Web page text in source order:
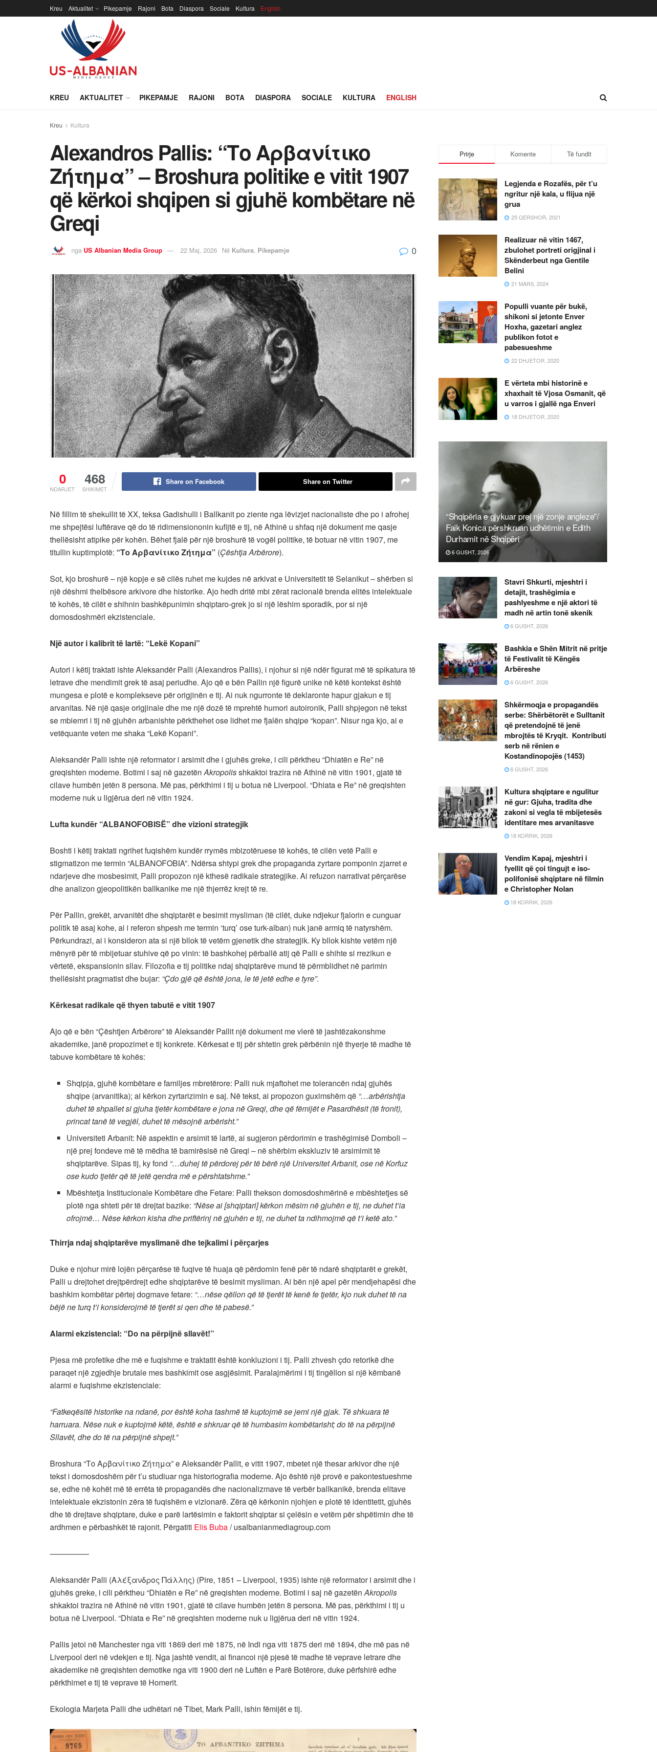
Kreu Aktualitet Pikepamje Rajoni Bota Diaspora Sociale Kultura English
KREU AKTUALITET PIKEPAMJE RAJONI BOTA DIASPORA SOCIALE KULTURA ENGLISH
Kreu Kultura
Alexandros Pallis: “Το Αρβανίτικο
Ζήτημα” – Broshura politike e vitit 1907
që kërkoi shqipen si gjuhë kombëtare në
Greqi
nga US Albanian Media Group 22 Maj, 2026 Në Kultura, Pikepamje 0
0
NDARJET
468
SHIKIMET
Share on Facebook Share on Twitter
Në fillim të shekullit të XX, teksa Gadishulli i Ballkanit po ziente nga lëvizjet nacionaliste dhe po i afrohej
me shpejtësi luftërave që do të ridimensiononin kufijtë e tij, në Athinë u shfaq një dokument me qasje
thellësisht atipike për kohën. Bëhet fjalë për një broshurë të vogël politike, të botuar në vitin 1907, me
titullin kuptimplotë: “Το Αρβανίτικο Ζήτημα” (Çështja Arbërore).
Sot, kjo broshurë – një kopje e së cilës ruhet me kujdes në arkivat e Universitetit të Selanikut – shërben si
një dëshmi thelbësore arkivore dhe historike. Ajo hedh dritë mbi zërat racionalë brenda elitës intelektuale
të kohës, të cilët e shihnin bashkëpunimin shqiptaro-grek jo si një lëshim sporadik, por si një
domosdoshmëri ekzistenciale.
Një autor i kalibrit të lartë: “Lekë Kopani”
Autori i këtij traktati ishte Aleksandër Palli (Alexandros Pallis), i njohur si një ndër figurat më të spikatura të
letrave dhe mendimit grek të asaj periudhe. Ajo që e bën Pallin një figurë unike në këtë kontekst është
mungesa e plotë e komplekseve për origjinën e tij. Ai nuk ngurronte të deklaronte hapur gjakun e tij
arvanitas. Në një qasje origjinale dhe me një dozë të mprehtë humori autoironik, Palli shpjegon në tekst
se mbiemri i tij në gjuhën arbanishte përkthehet ose lidhet me fjalën shqipe “kopan”. Nisur nga kjo, ai e
vetëquante veten me shaka “Lekë Kopani”.
Aleksandër Palli ishte një reformator i arsimit dhe i gjuhës greke, i cili përktheu “Dhiatën e Re” në
greqishten moderne. Botimi i saj në gazetënAkropolisshkaktoi trazira në Athinë në vitin 1901, gjatë të
cilave humbën jetën 8 persona. Më pas, përkthimi i tij u botua në Liverpool. “Dhiata e Re” në greqishten
moderne nuk u ligjërua deri në vitin 1924.
Lufta kundër “ALBANOFOBISË” dhe vizioni strategjik
Boshti i këtij traktati ngrihet fuqishëm kundër rrymës mbizotëruese të kohës, të cilën vetë Palli e
stigmatizon me termin “ALBANOFOBIA”. Ndërsa shtypi grek dhe propaganda zyrtare pomponin zjarret e
ndarjeve dhe mosbesimit, Palli propozon një kthesë radikale strategjike. Ai refuzon narrativat përçarëse
dhe analizon gjeopolitikën ballkanike me një thjerrëz krejt të re.
Për Pallin, grekët, arvanitët dhe shqiptarët e besimit mysliman (të cilët, duke ndjekur fjalorin e cunguar
politik të asaj kohe, ai i referon shpesh me termin ‘turq’ ose turk-alban) nuk janë armiq të natyrshëm.
Përkundrazi, ai i konsideron ata si një bllok të vetëm gjenetik dhe strategjik. Ky bllok kishte vetëm një
mënyrë për të mbijetuar stuhive që po vinin: të bashkohej përballë atij që Palli e shihte si rrezikun e
vërtetë, ekspansionin sllav. Filozofia e tij politike ndaj shqiptarëve mund të përmblidhet në parimin
thellësisht pragmatist dhe bujar: “Çdo gjë që është jona, le të jetë edhe e tyre”.
Kërkesat radikale që thyen tabutë e vitit 1907
Ajo që e bën “Çështjen Arbërore” të Aleksandër Pallit një dokument me vlerë të jashtëzakonshme
akademike, janë propozimet e tij konkrete. Kërkesat e tij për shtetin grek përbënin një thyerje të madhe të
tabuve kombëtare të kohës:
Shqipja, gjuhë kombëtare e familjes mbretërore: Palli nuk mjaftohet me tolerancën ndaj gjuhës
shqipe (arvanitika); ai kërkon zyrtarizimin e saj. Në tekst, ai propozon guximshëm që “…arbërishtja
duhet të shpallet si gjuha tjetër kombëtare e jona në Greqi, dhe që fëmijët e Pasardhësit (të fronit),
princat tanë të vegjël, duhet të mësojnë arbërisht.”
Universiteti Arbanit: Në aspektin e arsimit të lartë, ai sugjeron përdorimin e trashëgimisë Domboli –
një prej fondeve më të mëdha të bamirësisë në Greqi – në shërbim ekskluziv të arsimimit të
shqiptarëve. Sipas tij, ky fond “…duhej të përdorej për të bërë një Universitet Arbanit, ose në Korfuz
ose kudo tjetër që të jetë qendra më e përshtatshme.”
Mbështetja Institucionale Kombëtare dhe Fetare: Palli thekson domosdoshmërinë e mbështetjes së
plotë nga shteti për të drejtat bazike: “Nëse ai [shqiptari] kërkon mësim në gjuhën e tij, ne duhet t’ia
ofrojmë… Nëse kërkon kisha dhe priftërinj në gjuhën e tij, ne duhet ta ndihmojmë që t’i ketë ato.”
Thirrja ndaj shqiptarëve myslimanë dhe tejkalimi i përçarjes
Duke e njohur mirë lojën përçarëse të fuqive të huaja që përdornin fenë për të ndarë shqiptarët e grekët,
Palli u drejtohet drejtpërdrejt edhe shqiptarëve të besimit mysliman. Ai bën një apel për mendjehapësi dhe
bashkim kombëtar përtej dogmave fetare: “…nëse qëllon që të tjerët të kenë fe tjetër, kjo nuk duhet të na
bëjë ne turq t’i konsiderojmë të tjerët si qen dhe të pabesë.”
Alarmi ekzistencial: “Do na përpijnë sllavët!”
Pjesa më profetike dhe më e fuqishme e traktatit është konkluzioni i tij. Palli zhvesh çdo retorikë dhe
paraqet një zgjedhje brutale mes bashkimit ose asgjësimit. Paralajmërimi i tij tingëllon si një këmbanë
alarmi e fuqishme ekzistenciale:
“Fatkeqësitë historike na ndanë, por është koha tashmë të kuptojmë se jemi një gjak. Të shkuara të
harruara. Nëse nuk e kuptojmë këtë, është e shkruar që të humbasim kombëtarisht; do të na përpijnë
Sllavët, dhe do të na përpijnë shpejt.”
Broshura “Το Αρβανίτικο Ζήτημα” e Aleksandër Pallit, e vitit 1907, mbetet një thesar arkivor dhe një
tekst i domosdoshëm për t’u studiuar nga historiografia moderne. Ajo është një provë e pakontestueshme
se, edhe në kohët më të errëta të propagandës dhe nacionalizmave të verbër ballkanikë, brenda elitave
intelektuale ekzistonin zëra të fuqishëm e vizionarë. Zëra që kërkonin njohjen e plotë të identitetit, gjuhës
dhe të drejtave shqiptare, duke e parë lartësimin e faktorit shqiptar si çelësin e vetëm për shpëtimin dhe të
ardhmen e përbashkët të rajonit. Përgatiti Elis Buba/ usalbanianmediagroup.com
—————
Aleksandër Palli (Αλέξανδρος Πάλλης) (Pire, 1851 – Liverpool, 1935) ishte një reformator i arsimit dhe i
gjuhës greke, i cili përktheu “Dhiatën e Re” në greqishten moderne. Botimi i saj në gazetënAkropolis
shkaktoi trazira në Athinë në vitin 1901, gjatë të cilave humbën jetën 8 persona. Më pas, përkthimi i tij u
botua në Liverpool. “Dhiata e Re” në greqishten moderne nuk u ligjërua deri në vitin 1924.
Pallis jetoi në Manchester nga viti 1869 deri më 1875, në Indi nga viti 1875 deri më 1894, dhe më pas në
Liverpool deri në vdekjen e tij. Nga jashtë vendit, ai financoi një pjesë të madhe të veprave letrare dhe
akademike në greqishten demotike nga viti 1900 deri në Luftën e Parë Botërore, duke përfshirë edhe
përkthimet e tij të veprave të Homerit.
Ekologia Marjeta Palli dhe udhëtari në Tibet, Mark Palli, ishin fëmijët e tij.
Prirje Komente Të fundit
Legjenda e Rozafës, për t’u
ngritur një kala, u flijua një
grua
25 QERSHOR, 2021
Realizuar në vitin 1467,
zbulohet portreti origjinal i
Skënderbeut nga Gentile
Belini
21 MARS, 2024
Populli vuante për bukë,
shikoni si jetonte Enver
Hoxha, gazetari anglez
publikon fotot e
pabesueshme
22 DHJETOR, 2020
E vërteta mbi historinë e
xhaxhait të Vjosa Osmanit, që
u varros i gjallë nga Enveri
18 DHJETOR, 2020
“Shqipëria e gjykuar prej një zonje angleze”/
Faik Konica përshkruan udhëtimin e Edith
Durhamit në Shqipëri
6 GUSHT, 2026
Stavri Shkurti, mjeshtri i
detajit, trashëgimia e
pashlyeshme e një aktori të
madh në artin tonë skenik
6 GUSHT, 2026
Bashkia e Shën Mitrit në pritje
të Festivalit të Këngës
Arbëreshe
6 GUSHT, 2026
Shkërmoqja e propagandës
serbe: Shërbëtorët e Sulltanit
që pretendojnë të jenë
mbrojtës të Kryqit. Kontributi
serb në rënien e
Kostandinopojës (1453)
6 GUSHT, 2026
Kultura shqiptare e ngulitur
në gur: Gjuha, tradita dhe
zakoni si vegla të mbijetesës
identitare mes arvanitasve
18 KORRIK, 2026
Vendim Kapaj, mjeshtri i
fyellit që çoi tingujt e iso-
polifonisë shqiptare në filmin
e Christopher Nolan
18 KORRIK, 2026